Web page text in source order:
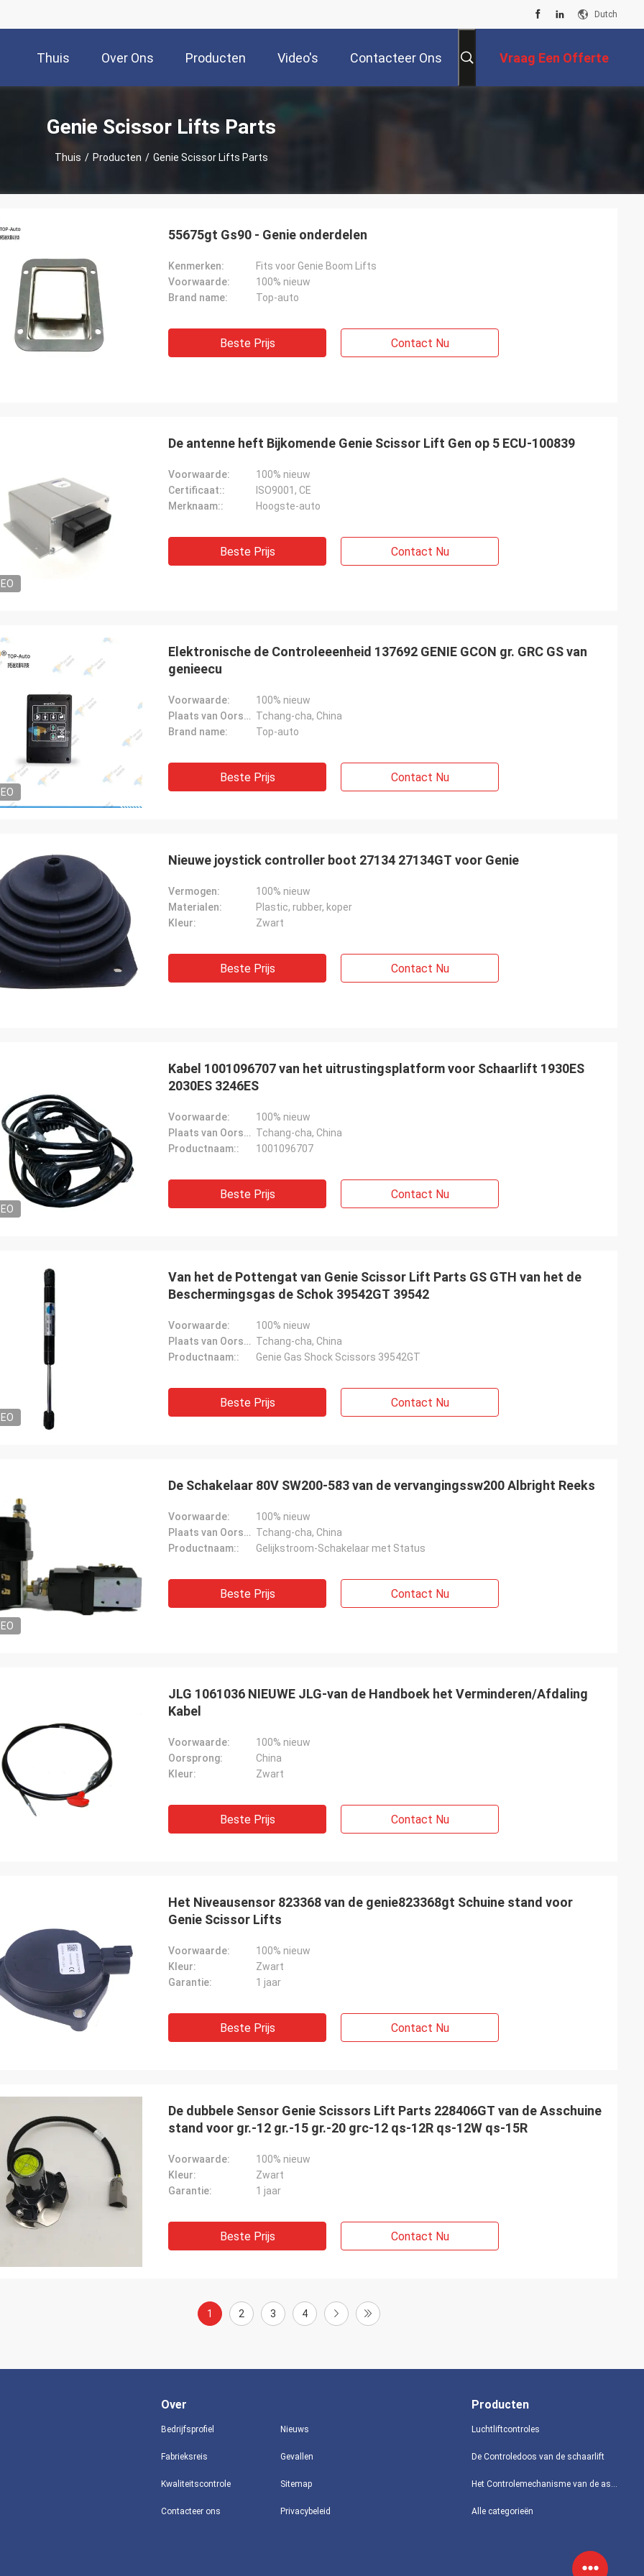
Dutch
Thuis Over Ons Producten Video's Contacteer Ons Vraag Een Offerte
Genie Scissor Lifts Parts
Thuis / Producten / Genie Scissor Lifts Parts
Ahmed Saeed
tot opdracht geven. Dank u voor
Richard Barker
De perfecte producten, de kwaliteit is vrij
het nodig hebben. Koel…
55675gt Gs90 - Genie onderdelen
Kenmerken:
Fits voor Genie Boom Lifts
Voorwaarde:
100% nieuw
Brand name:
Top-auto
Beste Prijs Contact Nu
De antenne heft Bijkomende Genie Scissor Lift Gen op 5 ECU-100839
Voorwaarde:
100% nieuw
Certificaat::
ISO9001, CE
Merknaam::
Hoogste-auto
Beste Prijs Contact Nu
Elektronische de Controleeenheid 137692 GENIE GCON gr. GRC GS van
genieecu
Voorwaarde:
100% nieuw
Plaats van Oorsprong: Tchang-cha, China
Brand name:
Top-auto
Beste Prijs Contact Nu
Nieuwe joystick controller boot 27134 27134GT voor Genie
Vermogen:
100% nieuw
Materialen:
Plastic, rubber, koper
Kleur:
Zwart
Beste Prijs Contact Nu
Kabel 1001096707 van het uitrustingsplatform voor Schaarlift 1930ES
2030ES 3246ES
Voorwaarde:
100% nieuw
Plaats van Oorsprong:: Tchang-cha, China
Productnaam::
1001096707
Beste Prijs Contact Nu
Van het de Pottengat van Genie Scissor Lift Parts GS GTH van het de
Beschermingsgas de Schok 39542GT 39542
Voorwaarde:
100% nieuw
Plaats van Oorsprong:: Tchang-cha, China
Productnaam::
Genie Gas Shock Scissors 39542GT
Beste Prijs Contact Nu
De Schakelaar 80V SW200-583 van de vervangingssw200 Albright Reeks
Voorwaarde:
100% nieuw
Plaats van Oorsprong:: Tchang-cha, China
Productnaam::
Gelijkstroom-Schakelaar met Status
Beste Prijs Contact Nu
JLG 1061036 NIEUWE JLG-van de Handboek het Verminderen/Afdaling
Kabel
Voorwaarde:
100% nieuw
Oorsprong:
China
Kleur:
Zwart
Beste Prijs Contact Nu
Het Niveausensor 823368 van de genie823368gt Schuine stand voor
Genie Scissor Lifts
Voorwaarde:
100% nieuw
Kleur:
Zwart
Garantie:
1 jaar
Beste Prijs Contact Nu
De dubbele Sensor Genie Scissors Lift Parts 228406GT van de Asschuine
stand voor gr.-12 gr.-15 gr.-20 grc-12 qs-12R qs-12W qs-15R
Voorwaarde:
100% nieuw
Kleur:
Zwart
Garantie:
1 jaar
Beste Prijs Contact Nu
1 2 3 4
Over
Bedrijfsprofiel
Fabrieksreis
Kwaliteitscontrole
Contacteer ons
Nieuws
Gevallen
Sitemap
Privacybeleid
Producten
Luchtliftcontroles
De Controledoos van de schaarlift
Het Controlemechanisme van de asbedieningshendel
Alle categorieën